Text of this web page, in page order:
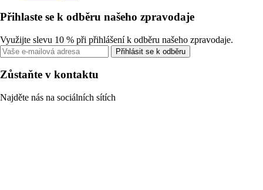
Přihlaste se k odběru našeho zpravodaje
Využijte slevu 10 % při přihlášení k odběru našeho zpravodaje.
Přihlásit se k odběru
Zůstaňte v kontaktu
Najděte nás na sociálních sítích